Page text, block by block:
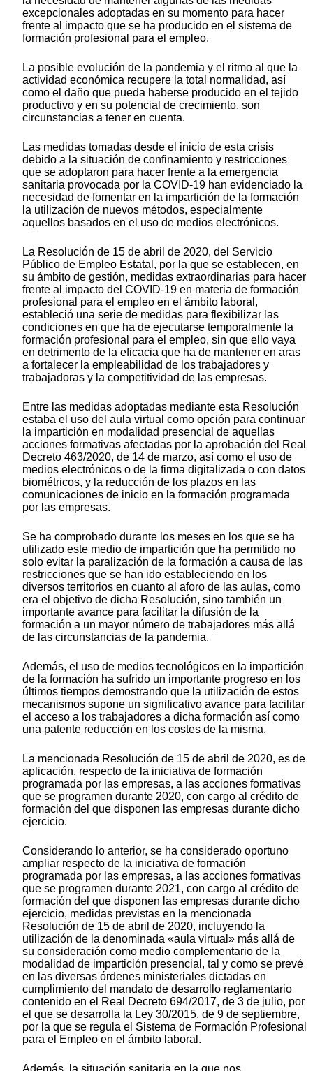
excepcionales adoptadas en su momento para hacer
frente al impacto que se ha producido en el sistema de
formación profesional para el empleo.
La posible evolución de la pandemia y el ritmo al que la
actividad económica recupere la total normalidad, así
como el daño que pueda haberse producido en el tejido
productivo y en su potencial de crecimiento, son
circunstancias a tener en cuenta.
Las medidas tomadas desde el inicio de esta crisis
debido a la situación de confinamiento y restricciones
que se adoptaron para hacer frente a la emergencia
sanitaria provocada por la COVID-19 han evidenciado la
necesidad de fomentar en la impartición de la formación
la utilización de nuevos métodos, especialmente
aquellos basados en el uso de medios electrónicos.
La Resolución de 15 de abril de 2020, del Servicio
Público de Empleo Estatal, por la que se establecen, en
su ámbito de gestión, medidas extraordinarias para hacer
frente al impacto del COVID-19 en materia de formación
profesional para el empleo en el ámbito laboral,
estableció una serie de medidas para flexibilizar las
condiciones en que ha de ejecutarse temporalmente la
formación profesional para el empleo, sin que ello vaya
en detrimento de la eficacia que ha de mantener en aras
a fortalecer la empleabilidad de los trabajadores y
trabajadoras y la competitividad de las empresas.
Entre las medidas adoptadas mediante esta Resolución
estaba el uso del aula virtual como opción para continuar
la impartición en modalidad presencial de aquellas
acciones formativas afectadas por la aprobación del Real
Decreto 463/2020, de 14 de marzo, así como el uso de
medios electrónicos o de la firma digitalizada o con datos
biométricos, y la reducción de los plazos en las
comunicaciones de inicio en la formación programada
por las empresas.
Se ha comprobado durante los meses en los que se ha
utilizado este medio de impartición que ha permitido no
solo evitar la paralización de la formación a causa de las
restricciones que se han ido estableciendo en los
diversos territorios en cuanto al aforo de las aulas, como
era el objetivo de dicha Resolución, sino también un
importante avance para facilitar la difusión de la
formación a un mayor número de trabajadores más allá
de las circunstancias de la pandemia.
Además, el uso de medios tecnológicos en la impartición
de la formación ha sufrido un importante progreso en los
últimos tiempos demostrando que la utilización de estos
mecanismos supone un significativo avance para facilitar
el acceso a los trabajadores a dicha formación así como
una patente reducción en los costes de la misma.
La mencionada Resolución de 15 de abril de 2020, es de
aplicación, respecto de la iniciativa de formación
programada por las empresas, a las acciones formativas
que se programen durante 2020, con cargo al crédito de
formación del que disponen las empresas durante dicho
ejercicio.
Considerando lo anterior, se ha considerado oportuno
ampliar respecto de la iniciativa de formación
programada por las empresas, a las acciones formativas
que se programen durante 2021, con cargo al crédito de
formación del que disponen las empresas durante dicho
ejercicio, medidas previstas en la mencionada
Resolución de 15 de abril de 2020, incluyendo la
utilización de la denominada «aula virtual» más allá de
su consideración como medio complementario de la
modalidad de impartición presencial, tal y como se prevé
en las diversas órdenes ministeriales dictadas en
cumplimiento del mandato de desarrollo reglamentario
contenido en el Real Decreto 694/2017, de 3 de julio, por
el que se desarrolla la Ley 30/2015, de 9 de septiembre,
por la que se regula el Sistema de Formación Profesional
para el Empleo en el ámbito laboral.
Además, la situación sanitaria en la que nos